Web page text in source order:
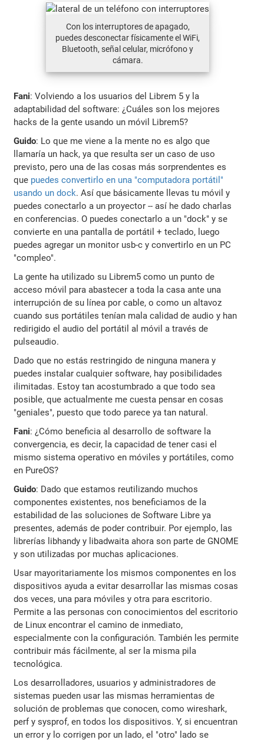
Con los interruptores de apagado,
puedes desconectar físicamente el WiFi,
Bluetooth, señal celular, micrófono y
cámara.
Fani: Volviendo a los usuarios del Librem 5 y la
adaptabilidad del software: ¿Cuáles son los mejores
hacks de la gente usando un móvil Librem5?
Guido: Lo que me viene a la mente no es algo que
llamaría un hack, ya que resulta ser un caso de uso
previsto, pero una de las cosas más sorprendentes es
que puedes convertirlo en una "computadora portátil"
usando un dock. Así que básicamente llevas tu móvil y
puedes conectarlo a un proyector -- así he dado charlas
en conferencias. O puedes conectarlo a un "dock" y se
convierte en una pantalla de portátil + teclado, luego
puedes agregar un monitor usb-c y convertirlo en un PC
"compleo".
La gente ha utilizado su Librem5 como un punto de
acceso móvil para abastecer a toda la casa ante una
interrupción de su línea por cable, o como un altavoz
cuando sus portátiles tenían mala calidad de audio y han
redirigido el audio del portátil al móvil a través de
pulseaudio.
Dado que no estás restringido de ninguna manera y
puedes instalar cualquier software, hay posibilidades
ilimitadas. Estoy tan acostumbrado a que todo sea
posible, que actualmente me cuesta pensar en cosas
"geniales", puesto que todo parece ya tan natural.
Fani: ¿Cómo beneficia al desarrollo de software la
convergencia, es decir, la capacidad de tener casi el
mismo sistema operativo en móviles y portátiles, como
en PureOS?
Guido: Dado que estamos reutilizando muchos
componentes existentes, nos beneficiamos de la
estabilidad de las soluciones de Software Libre ya
presentes, además de poder contribuir. Por ejemplo, las
librerías libhandy y libadwaita ahora son parte de GNOME
y son utilizadas por muchas aplicaciones.
Usar mayoritariamente los mismos componentes en los
dispositivos ayuda a evitar desarrollar las mismas cosas
dos veces, una para móviles y otra para escritorio.
Permite a las personas con conocimientos del escritorio
de Linux encontrar el camino de inmediato,
especialmente con la configuración. También les permite
contribuir más fácilmente, al ser la misma pila
tecnológica.
Los desarrolladores, usuarios y administradores de
sistemas pueden usar las mismas herramientas de
solución de problemas que conocen, como wireshark,
perf y sysprof, en todos los dispositivos. Y, si encuentran
un error y lo corrigen por un lado, el "otro" lado se